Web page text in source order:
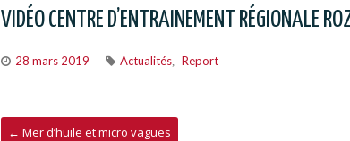
VIDÉO CENTRE D’ENTRAINEMENT RÉGIONALE
28 mars 2019 Actualités Report
← Mer d’huile et micro vagues